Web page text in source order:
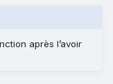
après l’avoir